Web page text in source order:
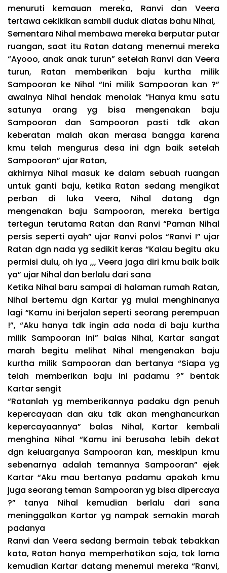
menuruti kemauan mereka, Ranvi dan Veera
tertawa cekikikan sambil duduk diatas bahu Nihal,
Sementara Nihal membawa mereka berputar putar
ruangan, saat itu Ratan datang menemui mereka
“Ayooo, anak anak turun” setelah Ranvi dan Veera
turun, Ratan memberikan baju kurtha milik
Sampooran ke Nihal “Ini milik Sampooran kan ?”
awalnya Nihal hendak menolak “Hanya kmu satu
satunya orang yg bisa mengenakan baju
Sampooran dan Sampooran pasti tdk akan
keberatan malah akan merasa bangga karena
kmu telah mengurus desa ini dgn baik setelah
Sampooran” ujar Ratan,
akhirnya Nihal masuk ke dalam sebuah ruangan
untuk ganti baju, ketika Ratan sedang mengikat
perban di luka Veera, Nihal datang dgn
mengenakan baju Sampooran, mereka bertiga
tertegun terutama Ratan dan Ranvi “Paman Nihal
persis seperti ayah” ujar Ranvi polos “Ranvi !” ujar
Ratan dgn nada yg sedikit keras “Kalau begitu aku
permisi dulu, oh iya ,,, Veera jaga diri kmu baik baik
ya” ujar Nihal dan berlalu dari sana
Ketika Nihal baru sampai di halaman rumah Ratan,
Nihal bertemu dgn Kartar yg mulai menghinanya
lagi “Kamu ini berjalan seperti seorang perempuan
!”, “Aku hanya tdk ingin ada noda di baju kurtha
milik Sampooran ini” balas Nihal, Kartar sangat
marah begitu melihat Nihal mengenakan baju
kurtha milik Sampooran dan bertanya “Siapa yg
telah memberikan baju ini padamu ?” bentak
Kartar sengit
“Ratanlah yg memberikannya padaku dgn penuh
kepercayaan dan aku tdk akan menghancurkan
kepercayaannya” balas Nihal, Kartar kembali
menghina Nihal “Kamu ini berusaha lebih dekat
dgn keluarganya Sampooran kan, meskipun kmu
sebenarnya adalah temannya Sampooran” ejek
Kartar “Aku mau bertanya padamu apakah kmu
juga seorang teman Sampooran yg bisa dipercaya
?” tanya Nihal kemudian berlalu dari sana
meninggalkan Kartar yg nampak semakin marah
padanya
Ranvi dan Veera sedang bermain tebak tebakkan
kata, Ratan hanya memperhatikan saja, tak lama
kemudian Kartar datang menemui mereka “Ranvi,